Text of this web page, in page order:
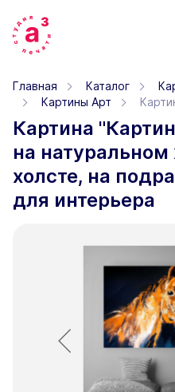
Главная Каталог
Картины Арт
Картина
на
холсте, на
для интерьера